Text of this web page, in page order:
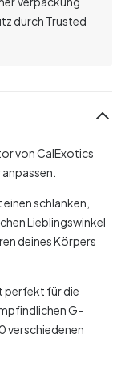
durch Trusted
von CalExotics
schlanken,
Lieblingswinkel
deines Körpers
perfekt für die
G-
verschiedenen